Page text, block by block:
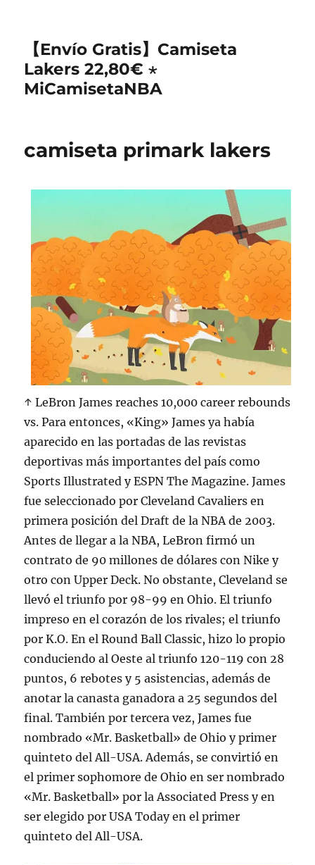
【Envío Gratis】Camiseta
Lakers 22,80€ ⋆
MiCamisetaNBA
camiseta primark lakers
↑ LeBron James reaches 10,000 career rebounds
vs. Para entonces, «King» James ya había
aparecido en las portadas de las revistas
deportivas más importantes del país como
Sports Illustrated y ESPN The Magazine. James
fue seleccionado por Cleveland Cavaliers en
primera posición del Draft de la NBA de 2003.
Antes de llegar a la NBA, LeBron firmó un
contrato de 90 millones de dólares con Nike y
otro con Upper Deck. No obstante, Cleveland se
llevó el triunfo por 98-99 en Ohio. El triunfo
impreso en el corazón de los rivales; el triunfo
por K.O. En el Round Ball Classic, hizo lo propio
conduciendo al Oeste al triunfo 120-119 con 28
puntos, 6 rebotes y 5 asistencias, además de
anotar la canasta ganadora a 25 segundos del
final. También por tercera vez, James fue
nombrado «Mr. Basketball» de Ohio y primer
quinteto del All-USA. Además, se convirtió en
el primer sophomore de Ohio en ser nombrado
«Mr. Basketball» por la Associated Press y en
ser elegido por USA Today en el primer
quinteto del All-USA.